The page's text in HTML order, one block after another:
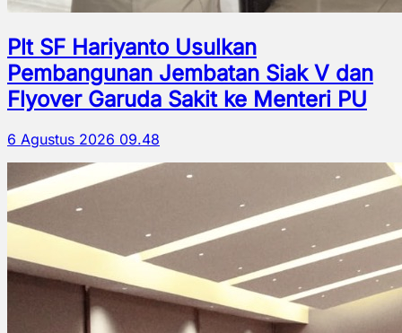
Plt SF Hariyanto Usulkan
Pembangunan Jembatan Siak V dan
Flyover Garuda Sakit ke Menteri PU
6 Agustus 2026 09.48